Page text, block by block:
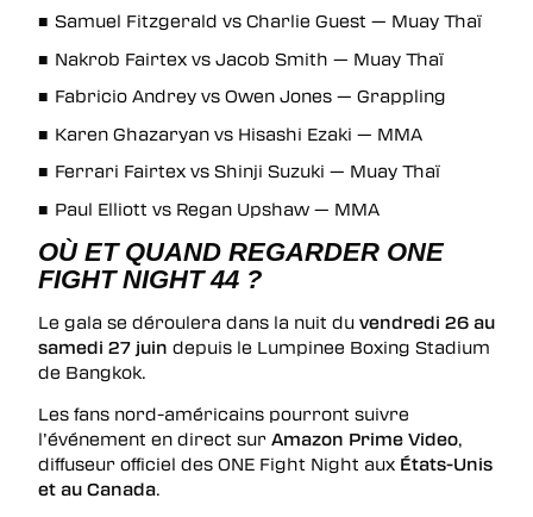
Samuel Fitzgerald vs Charlie Guest — Muay Thaï
Nakrob Fairtex vs Jacob Smith — Muay Thaï
Fabricio Andrey vs Owen Jones — Grappling
Karen Ghazaryan vs Hisashi Ezaki — MMA
Ferrari Fairtex vs Shinji Suzuki — Muay Thaï
Paul Elliott vs Regan Upshaw — MMA
OÙ ET QUAND REGARDER ONE
FIGHT NIGHT 44 ?
Le gala se déroulera dans la nuit du vendredi 26 au
samedi 27 juin depuis le Lumpinee Boxing Stadium
de Bangkok.
Les fans nord-américains pourront suivre
l’événement en direct sur Amazon Prime Video,
diffuseur officiel des ONE Fight Night aux États-Unis
et au Canada.